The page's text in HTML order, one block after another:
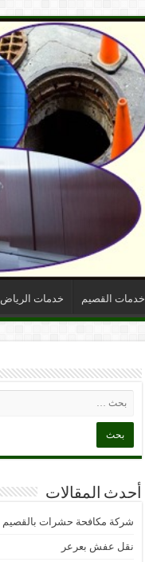
خدمات القصيم خدمات الرياض
أحدث المقالات
شركة مكافحة حشرات بالقصيم 0537315337
نقل عفش بعرعر